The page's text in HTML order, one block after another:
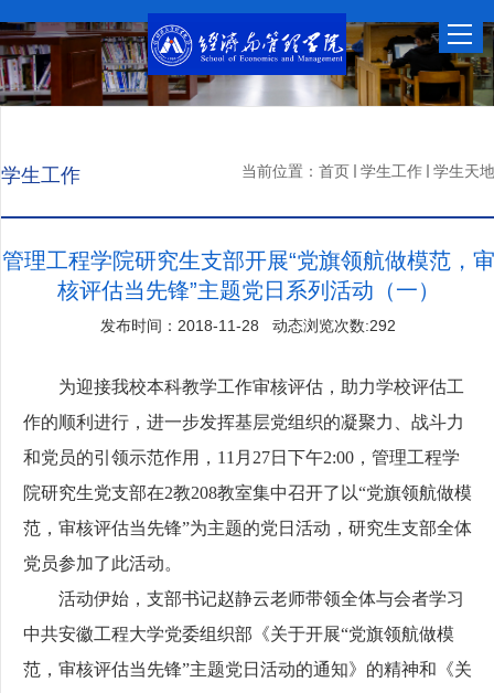
学生工作 当前位置： 首页 学生工作 学生天地
管理工程学院研究生支部开展“党旗领航做模范，审
核评估当先锋”主题党日系列活动（一）
发布时间：2018-11-28 动态浏览次数:292
为迎接我校本科教学工作审核评估，助力学校评估工
作的顺利进行，进一步发挥基层党组织的凝聚力、战斗力
和党员的引领示范作用， 11 月 27日下午2:00 ，管理工程学
院研究生党支部在2教208教室集中召开了以“党旗领航做模
范，审核评估当先锋”为主题的党日活动，研究生支部全体
党员参加了此活动。
活动伊始，支部书记赵静云老师带领全体与会者学习
中共安徽工程大学党委组织部《关于开展“党旗领航做模
范，审核评估当先锋”主题党日活动的通知》的精神和《关